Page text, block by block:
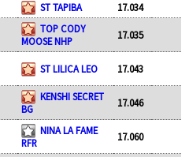
ST TAPIBA 17.034
TOP CODY
MOOSE NHP
17.035
ST LILICA LEO 17.043
KENSHI SECRET
BG
17.046
NINA LA FAME
RFR
17.060